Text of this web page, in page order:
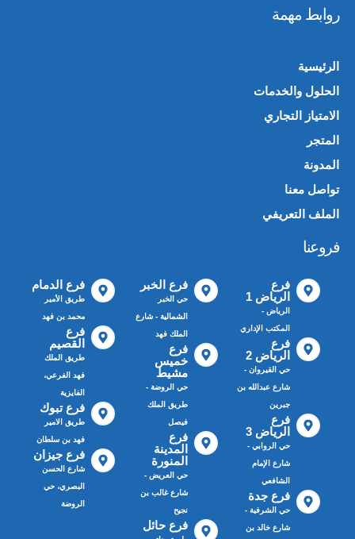
روابط مهمة
الرئيسية
الحلول والخدمات
الامتياز التجاري
المتجر
المدونة
تواصل معنا
الملف التعريفي
فروعنا
فرع
الرياض 1
الرياض -
المكتب الإداري
فرع
الرياض 2
حي القيروان -
شارع عبدالله بن
جبرين
فرع
الرياض 3
حي الروابي -
شارع الإمام
الشافعي
فرع جدة
حي الشرفية -
شارع خالد بن
فرع الخبر
حي الخبر
الشمالية - شارع
الملك فهد
فرع
خميس
مشيط
حي الروضة -
طريق الملك
فيصل
فرع
المدينة
المنورة
حي العريض -
شارع غالب بن
نجيح
فرع حائل
فرع الدمام
طريق الأمير
محمد بن فهد
فرع
القصيم
طريق الملك
فهد الفرعي،
الفايزية
فرع تبوك
طريق الامير
فهد بن سلطان
فرع جيزان
شارع الحسن
البصري، حي
الروضة